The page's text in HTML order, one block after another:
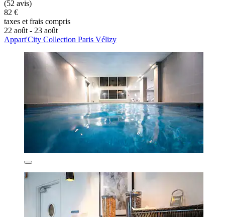
(52 avis)
82 €
taxes et frais compris
22 août - 23 août
Appart'City Collection Paris Vélizy